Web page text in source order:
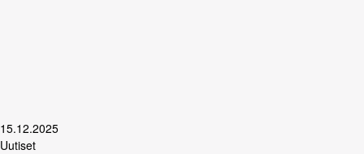
15.12.2025
Uutiset